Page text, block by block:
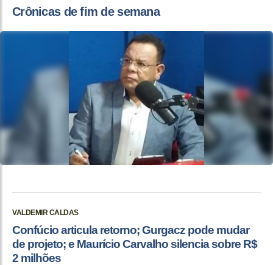
Crônicas de fim de semana
VALDEMIR CALDAS
Confúcio articula retorno; Gurgacz pode mudar
de projeto; e Maurício Carvalho silencia sobre R$
2 milhões